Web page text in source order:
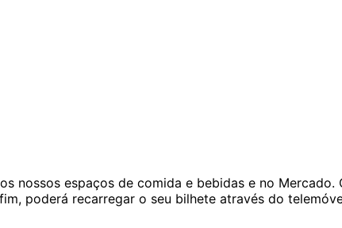
nossos espaços de comida e bebidas e no
poderá recarregar o seu bilhete através do